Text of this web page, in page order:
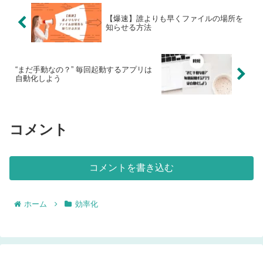
【爆速】誰よりも早くファイルの場所を
知らせる方法
“まだ手動なの？” 毎回起動するアプリは
自動化しよう
コメント
コメントを書き込む
ホーム 効率化